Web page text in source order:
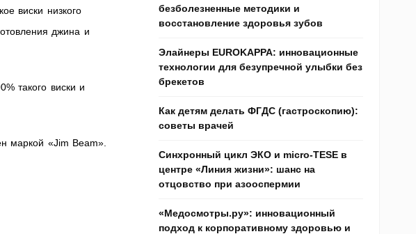
виски низкого
джина и
такого виски и
маркой «Jim Beam».
безболезненные методики и
восстановление здоровья зубов
Элайнеры EUROKAPPA: инновационные
технологии для безупречной улыбки без
брекетов
Как детям делать ФГДС (гастроскопию):
советы врачей
Синхронный цикл ЭКО и micro-TESE в
центре «Линия жизни»: шанс на
отцовство при азооспермии
«Медосмотры.ру»: инновационный
подход к корпоративному здоровью и